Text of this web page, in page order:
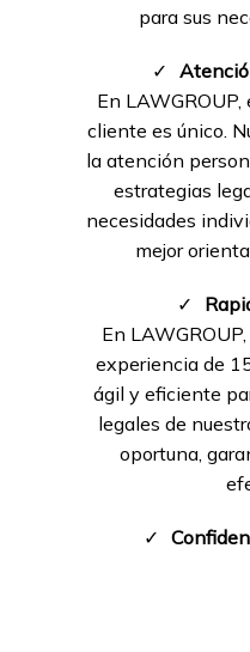
para sus
✓
En
cliente es único.
la atención
estrategias
necesidades
mejor
✓
En
experiencia de
ágil y eficiente
legales de
oportuna,
✓